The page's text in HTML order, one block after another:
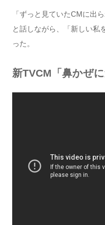
「ずっと見ていたCMに出
と話しながら、「新しい私
った。
新TVCM「鼻かぜ